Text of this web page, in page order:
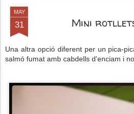
MAY
31 Mini
Una altra opció diferent per un pica-
salmó fumat amb cabdells d'enciam i